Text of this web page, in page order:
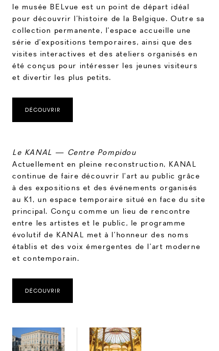
le musée BELvue est un point de départ idéal
pour découvrir l’histoire de la Belgique. Outre sa
collection permanente, l’espace accueille une
série d’expositions temporaires, ainsi que des
visites interactives et des ateliers organisés en
été conçus pour intéresser les jeunes visiteurs
et divertir les plus petits.
DÉCOUVRIR
Le KANAL — Centre Pompidou
Actuellement en pleine reconstruction, KANAL
continue de faire découvrir l’art au public grâce
à des expositions et des événements organisés
au K1, un espace temporaire situé en face du site
principal. Conçu comme un lieu de rencontre
entre les artistes et le public, le programme
évolutif de KANAL met à l’honneur des noms
établis et des voix émergentes de l’art moderne
et contemporain.
DÉCOUVRIR